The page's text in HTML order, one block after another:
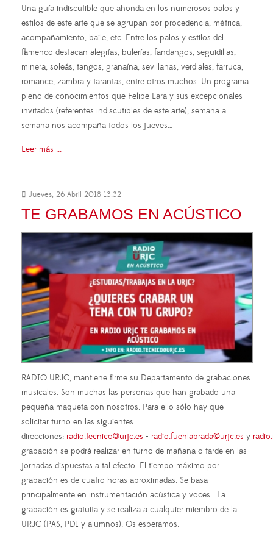
Una guía indiscutible que ahonda en los numerosos palos y
estilos de este arte que se agrupan por procedencia, métrica,
acompañamiento, baile, etc. Entre los palos y estilos del
flamenco destacan alegrías, bulerías, fandangos, seguidillas,
minera, soleás, tangos, granaína, sevillanas, verdiales, farruca,
romance, zambra y tarantas, entre otros muchos. Un programa
pleno de conocimientos que Felipe Lara y sus excepcionales
invitados (referentes indiscutibles de este arte), semana a
semana nos acompaña todos los jueves…
Leer más ...
Jueves, 26 Abril 2018 13:32
TE GRABAMOS EN ACÚSTICO
RADIO URJC, mantiene firme su Departamento de grabaciones
musicales. Son muchas las personas que han grabado una
pequeña maqueta con nosotros. Para ello sólo hay que
solicitar turno en las siguientes
direcciones: radio.tecnico@urjc.es - radio.fuenlabrada@urjc.es y
grabación se podrá realizar en turno de mañana o tarde en las
jornadas dispuestas a tal efecto. El tiempo máximo por
grabación es de cuatro horas aproximadas. Se basa
principalmente en instrumentación acústica y voces. La
grabación es gratuita y se realiza a cualquier miembro de la
URJC (PAS, PDI y alumnos). Os esperamos.